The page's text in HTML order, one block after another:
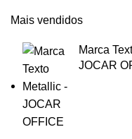
Mais vendidos
Marca
JOCAR